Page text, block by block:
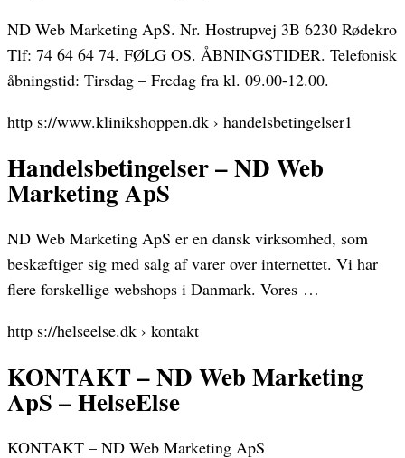
ND Web Marketing ApS. Nr. Hostrupvej 3B 6230 Rødekro
Tlf: 74 64 64 74. FØLG OS. ÅBNINGSTIDER. Telefonisk
åbningstid: Tirsdag – Fredag fra kl. 09.00-12.00.
http s://www.klinikshoppen.dk › handelsbetingelser1
Handelsbetingelser – ND Web
Marketing ApS
ND Web Marketing ApS er en dansk virksomhed, som
beskæftiger sig med salg af varer over internettet. Vi har
flere forskellige webshops i Danmark. Vores …
http s://helseelse.dk › kontakt
KONTAKT – ND Web Marketing
ApS – HelseElse
KONTAKT – ND Web Marketing ApS